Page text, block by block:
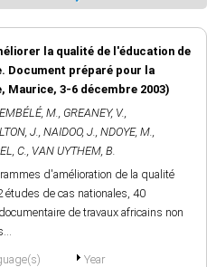
la qualité de l'éducation de
Document préparé pour la
Maurice, 3-6 décembre 2003)
M., GREANEY, V.,
J., NAIDOO, J., NDOYE, M.,
C., VAN UYTHEM, B.
d'amélioration de la qualité
études de cas nationales, 40
de travaux africains non
Year